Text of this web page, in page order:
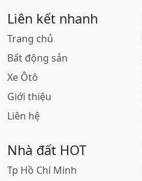
Liên kết nhanh
Trang chủ
Bất động sản
Xe Ôtô
Giới thiệu
Liên hệ
Nhà đất HOT
Tp Hồ Chí Minh